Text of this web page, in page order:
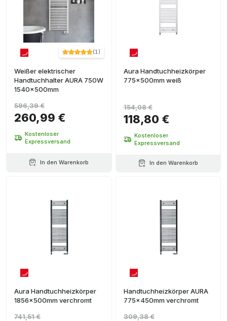
(1)
Weißer elektrischer
Handtuchhalter AURA 750W
1540x500mm
260,99 €
596,39 €
Kostenloser
Expressversand
In den Warenkorb
Aura Handtuchheizkörper
775x500mm weiß
118,80 €
154,08 €
Kostenloser
Expressversand
In den Warenkorb
Aura Handtuchheizkörper
1856x500mm verchromt
741,51 €
Handtuchheizkörper AURA
775x450mm verchromt
309,38 €